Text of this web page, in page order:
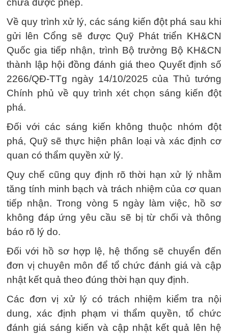
chưa được phép.
Về quy trình xử lý, các sáng kiến đột phá sau khi
gửi lên Cổng sẽ được Quỹ Phát triển KH&CN
Quốc gia tiếp nhận, trình Bộ trưởng Bộ KH&CN
thành lập hội đồng đánh giá theo Quyết định số
2266/QĐ-TTg ngày 14/10/2025 của Thủ tướng
Chính phủ về quy trình xét chọn sáng kiến đột
phá.
Đối với các sáng kiến không thuộc nhóm đột
phá, Quỹ sẽ thực hiện phân loại và xác định cơ
quan có thẩm quyền xử lý.
Quy chế cũng quy định rõ thời hạn xử lý nhằm
tăng tính minh bạch và trách nhiệm của cơ quan
tiếp nhận. Trong vòng 5 ngày làm việc, hồ sơ
không đáp ứng yêu cầu sẽ bị từ chối và thông
báo rõ lý do.
Đối với hồ sơ hợp lệ, hệ thống sẽ chuyển đến
đơn vị chuyên môn để tổ chức đánh giá và cập
nhật kết quả theo đúng thời hạn quy định.
Các đơn vị xử lý có trách nhiệm kiểm tra nội
dung, xác định phạm vi thẩm quyền, tổ chức
đánh giá sáng kiến và cập nhật kết quả lên hệ